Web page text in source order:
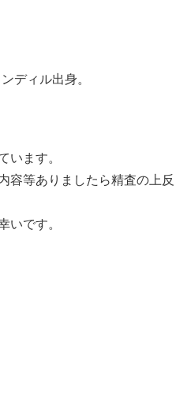
ディル出身。
います。
容等ありましたら精査の上反
いです。